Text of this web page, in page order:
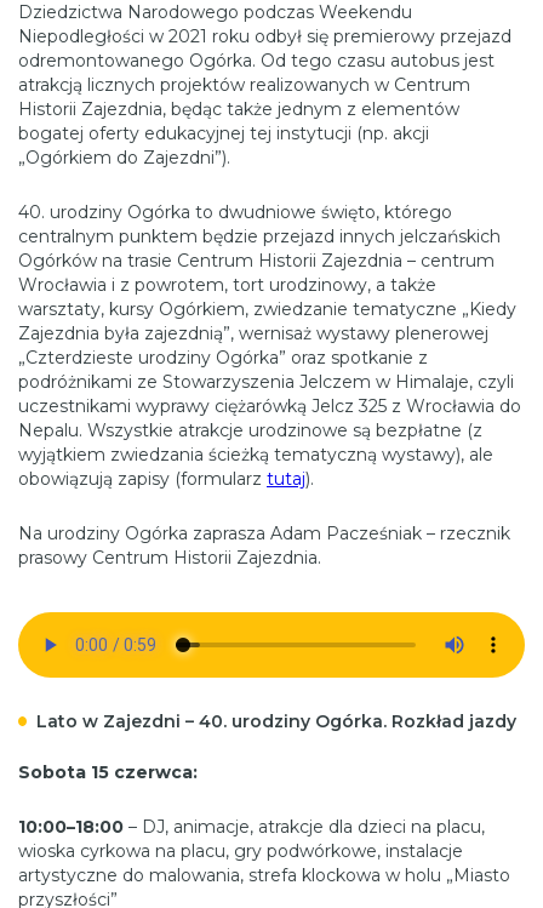
Dziedzictwa Narodowego podczas Weekendu
Niepodległości w 2021 roku odbył się premierowy przejazd
odremontowanego Ogórka. Od tego czasu autobus jest
atrakcją licznych projektów realizowanych w Centrum
Historii Zajezdnia, będąc także jednym z elementów
bogatej oferty edukacyjnej tej instytucji (np. akcji
„Ogórkiem do Zajezdni”).
40. urodziny Ogórka to dwudniowe święto, którego
centralnym punktem będzie przejazd innych jelczańskich
Ogórków na trasie Centrum Historii Zajezdnia – centrum
Wrocławia i z powrotem, tort urodzinowy, a także
warsztaty, kursy Ogórkiem, zwiedzanie tematyczne „Kiedy
Zajezdnia była zajezdnią”, wernisaż wystawy plenerowej
„Czterdzieste urodziny Ogórka” oraz spotkanie z
podróżnikami ze Stowarzyszenia Jelczem w Himalaje, czyli
uczestnikami wyprawy ciężarówką Jelcz 325 z Wrocławia do
Nepalu. Wszystkie atrakcje urodzinowe są bezpłatne (z
wyjątkiem zwiedzania ścieżką tematyczną wystawy), ale
obowiązują zapisy (formularz tutaj).
Na urodziny Ogórka zaprasza Adam Pacześniak – rzecznik
prasowy Centrum Historii Zajezdnia.
Lato w Zajezdni – 40. urodziny Ogórka. Rozkład jazdy
Sobota 15 czerwca:
10:00–18:00 – DJ, animacje, atrakcje dla dzieci na placu,
wioska cyrkowa na placu, gry podwórkowe, instalacje
artystyczne do malowania, strefa klockowa w holu „Miasto
przyszłości”